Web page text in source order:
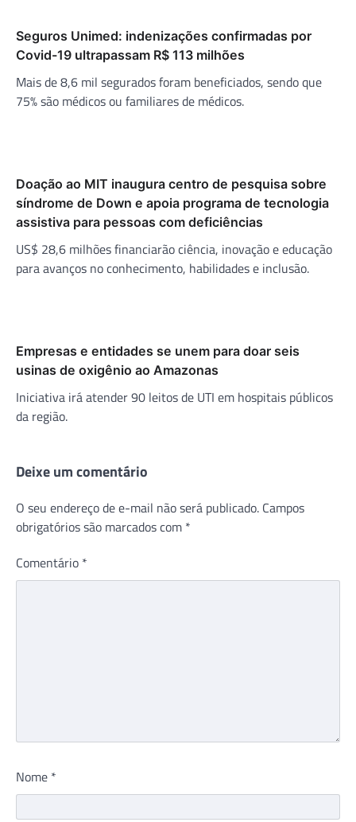
Seguros Unimed: indenizações confirmadas por
Covid-19 ultrapassam R$ 113 milhões
Mais de 8,6 mil segurados foram beneficiados, sendo que
75% são médicos ou familiares de médicos.
Doação ao MIT inaugura centro de pesquisa sobre
síndrome de Down e apoia programa de tecnologia
assistiva para pessoas com deficiências
US$ 28,6 milhões financiarão ciência, inovação e educação
para avanços no conhecimento, habilidades e inclusão.
Empresas e entidades se unem para doar seis
usinas de oxigênio ao Amazonas
Iniciativa irá atender 90 leitos de UTI em hospitais públicos
da região.
Deixe um comentário
O seu endereço de e-mail não será publicado. Campos
obrigatórios são marcados com *
Comentário *
Nome *